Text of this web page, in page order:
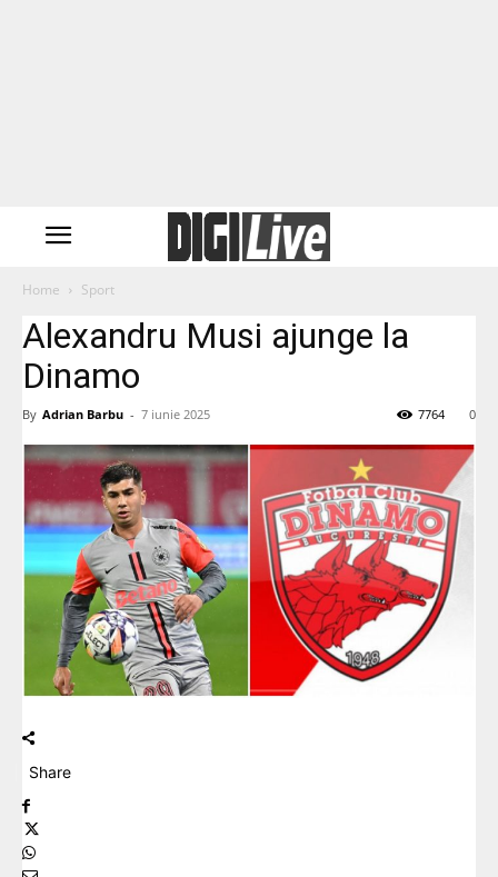
Home Sport
Alexandru Musi ajunge la
Dinamo
By Adrian Barbu - 7 iunie 2025 0
7764
Share